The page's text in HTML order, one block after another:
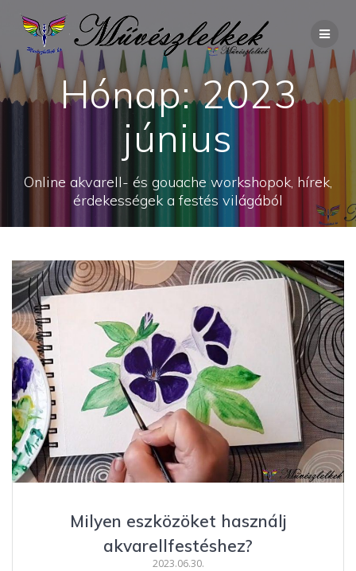
content
Hónap:2023
június
Online akvarell- és gouache workshopok, hírek,
érdekességek a festés világából
Milyen eszközöket használj
akvarellfestéshez?
2023.06.30.